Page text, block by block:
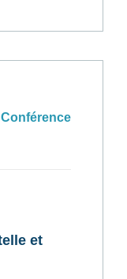
Conférence
et